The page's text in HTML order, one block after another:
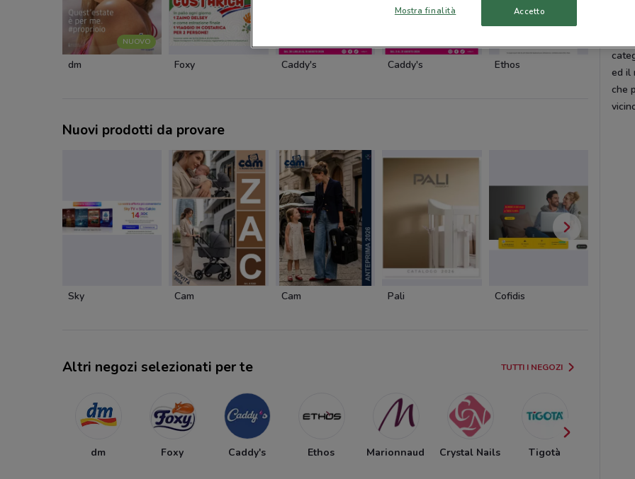
NUOVO
dm Foxy Caddy's Caddy's Ethos
Nuovi prodotti da provare
Sky Cam Cam Pali Cofidis
Altri negozi selezionati per te TUTTI I NEGOZI
dm Foxy Caddy's Ethos Marionnaud Crystal Nails Tigotà
ed il
che
Mostra finalità Accetto